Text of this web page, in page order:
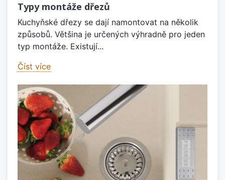
Typy montáže dřezů
Kuchyňské dřezy se dají namontovat na několik
způsobů. Většina je určených výhradně pro jeden
typ montáže. Existují...
Číst více